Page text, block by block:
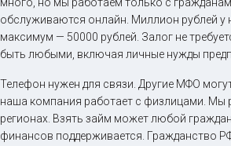
обслуживаются онлайн. Миллион рублей у
максимум — 50000 рублей. Залог не
быть любыми, включая личные нужды
Телефон нужен для связи. Другие МФО
наша компания работает с физлицами. Мы
регионах. Взять займ может любой
финансов поддерживается. Гражданство